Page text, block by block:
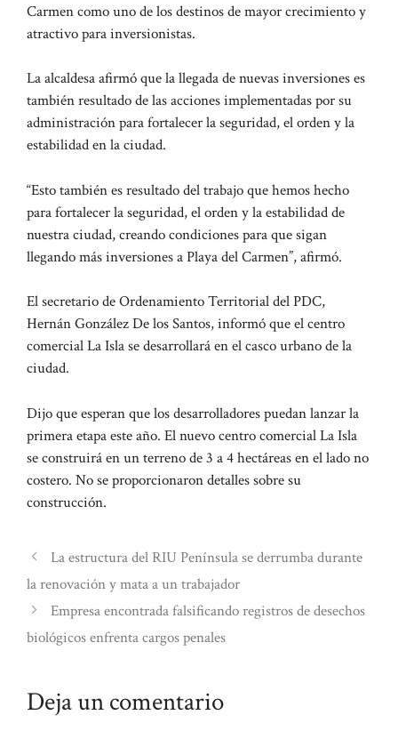
Carmen como uno de los destinos de mayor crecimiento y
atractivo para inversionistas.
La alcaldesa afirmó que la llegada de nuevas inversiones es
también resultado de las acciones implementadas por su
administración para fortalecer la seguridad, el orden y la
estabilidad en la ciudad.
“Esto también es resultado del trabajo que hemos hecho
para fortalecer la seguridad, el orden y la estabilidad de
nuestra ciudad, creando condiciones para que sigan
llegando más inversiones a Playa del Carmen”, afirmó.
El secretario de Ordenamiento Territorial del PDC,
Hernán González De los Santos, informó que el centro
comercial La Isla se desarrollará en el casco urbano de la
ciudad.
Dijo que esperan que los desarrolladores puedan lanzar la
primera etapa este año. El nuevo centro comercial La Isla
se construirá en un terreno de 3 a 4 hectáreas en el lado no
costero. No se proporcionaron detalles sobre su
construcción.
La estructura del RIU Península se derrumba durante
la renovación y mata a un trabajador
Empresa encontrada falsificando registros de desechos
biológicos enfrenta cargos penales
Deja un comentario